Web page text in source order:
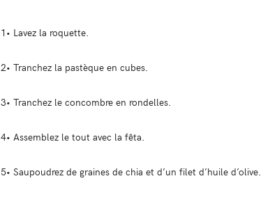
1• Lavez la roquette.
2• Tranchez la pastèque en cubes.
3• Tranchez le concombre en rondelles.
4• Assemblez le tout avec la fêta.
5• Saupoudrez de graines de chia et d’un filet d’huile d’olive.